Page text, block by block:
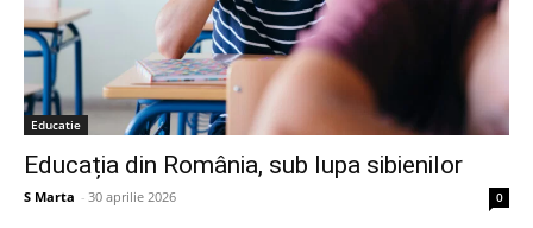
Educatie
Educația din România, sub lupa sibienilor
S Marta - 30 aprilie 2026 0